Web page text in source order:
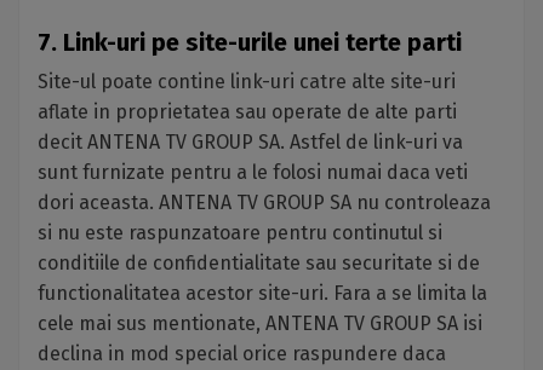
7. Link-uri pe site-urile unei terte parti
Site-ul poate contine link-uri catre alte site-uri
aflate in proprietatea sau operate de alte parti
decit ANTENA TV GROUP SA. Astfel de link-uri va
sunt furnizate pentru a le folosi numai daca veti
dori aceasta. ANTENA TV GROUP SA nu controleaza
si nu este raspunzatoare pentru continutul si
conditiile de confidentialitate sau securitate si de
functionalitatea acestor site-uri. Fara a se limita la
cele mai sus mentionate, ANTENA TV GROUP SA isi
declina in mod special orice raspundere daca